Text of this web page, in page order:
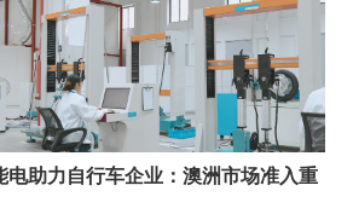
电助力自行车企业：澳洲市场准入重